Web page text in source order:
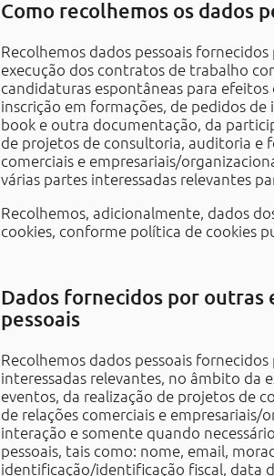
Como recolhemos os dados
Recolhemos dados pessoais
execução dos contratos de trabalho
candidaturas espontâneas para
inscrição em formações, de pedidos
book e outra documentação, da
de projetos de consultoria, auditoria e
comerciais e empresariais/
várias partes interessadas relevantes
Recolhemos, adicionalmente, dados
cookies, conforme política de cookies
Dados fornecidos por
pessoais
Recolhemos dados pessoais
interessadas relevantes, no âmbito da
eventos, da realização de projetos de
de relações comerciais e
interação e somente quando
pessoais, tais como: nome, email,
identificação/identificação fiscal, data